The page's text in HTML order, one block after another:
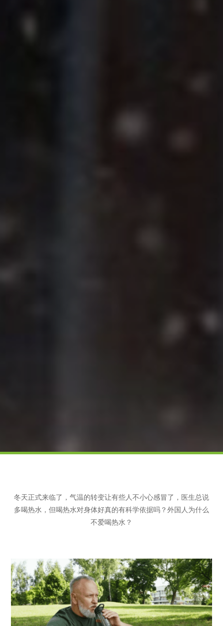
冬天正式来临了，气温的转变让有些人不小心感冒了，医生总说
多喝热水，但喝热水对身体好真的有科学依据吗？外国人为什么
不爱喝热水？